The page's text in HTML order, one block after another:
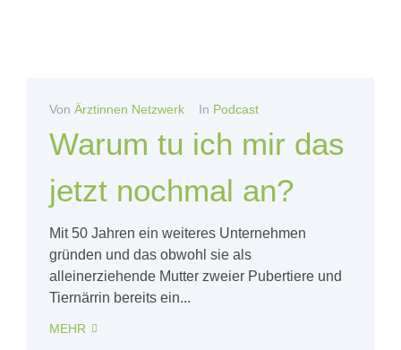
Von Ärztinnen Netzwerk In Podcast
Warum tu ich mir das
jetzt nochmal an?
Mit 50 Jahren ein weiteres Unternehmen
gründen und das obwohl sie als
alleinerziehende Mutter zweier Pubertiere und
Tiernärrin bereits ein...
MEHR